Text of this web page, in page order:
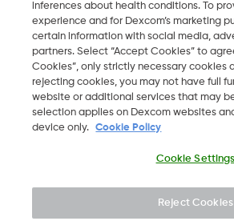
LBL016375 Rev001
2026 Dexcom, Inc. Všechna práva
inferences about health conditions. To
experience and for Dexcom’s marketing
certain information with social media,
partners. Select “Accept Cookies” to
Cookies”, only strictly necessary cookies
rejecting cookies, you may not have full
website or additional services that may
selection applies on Dexcom websites
device only.
Cookie Policy
Cookie Settings
Reject Cookies